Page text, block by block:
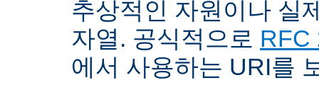
추상적인 자원이나 실
자열. 공식적으로 RFC
에서 사용하는 URI를